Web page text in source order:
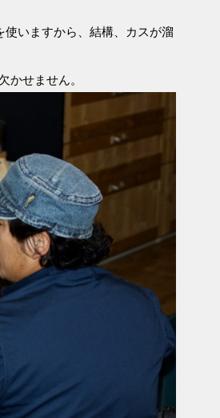
いますから、結構、カスが溜
かせません。